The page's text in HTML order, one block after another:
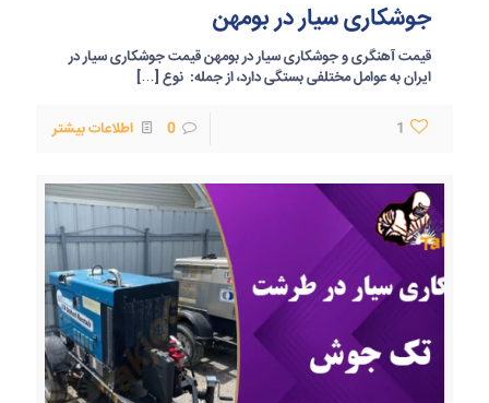
جوشکاری سیار در بومهن
قیمت آهنگری و جوشکاری سیار در بومهن قیمت جوشکاری سیار در
ایران به عوامل مختلفی بستگی دارد، از جمله: نوع […]
1
0 اطلاعات بیشتر